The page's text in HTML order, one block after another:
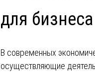
для бизнеса
В современных
осуществляющие